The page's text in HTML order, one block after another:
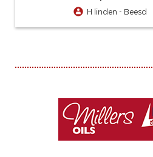
H linden - Beesd